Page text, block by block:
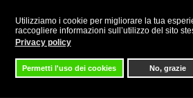
Utilizziamo i cookie per migliorare la tua
raccogliere informazioni sull’utilizzo del sito
Privacy policy
Permetti l'uso dei cookies No, grazie
Skip to main content